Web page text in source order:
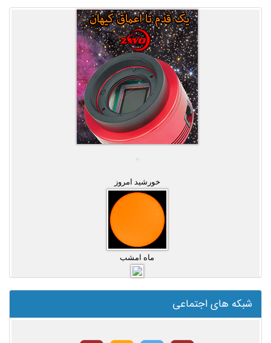
خورشید امروز
ماه امشب
شبکه های اجتماعی